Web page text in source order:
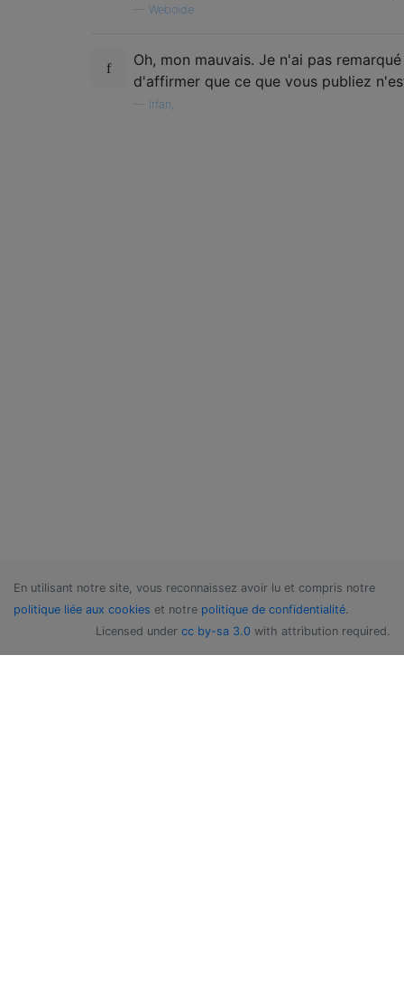
Weboide
Oh, mon mauvais. Je n'ai pas
d'affirmer que ce que vous publiez
Irfan,
En utilisant notre site, vous reconnaissez avoir lu et compris notre
politique liée aux cookies et notre politique de confidentialité.
Licensed under cc by-sa 3.0 with attribution required.